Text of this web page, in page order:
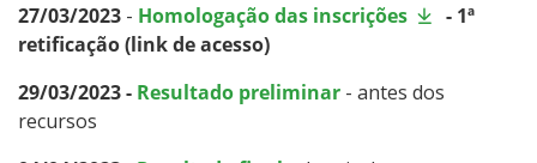
27/03/2023 - Homologação das inscrições
- 1ª
retificação (link de acesso)
29/03/2023 - Resultado preliminar - antes dos
recursos